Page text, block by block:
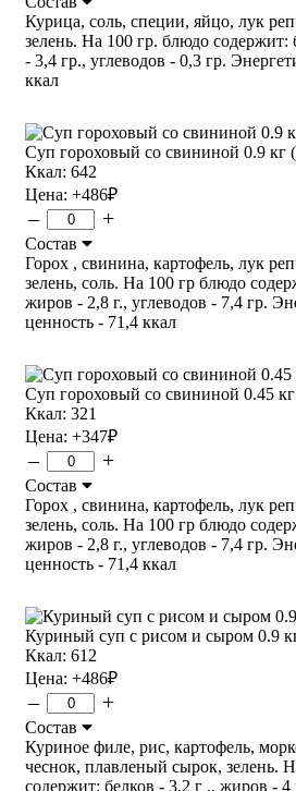
Курица, соль, специи, яйцо, лук
зелень. На 100 гр. блюдо содержит:
- 3,4 гр., углеводов - 0,3 гр.
ккал
Суп гороховый со свининой 0.9 кг
Ккал: 642
Цена: +486₽
– +
Состав
Горох , свинина, картофель, лук
зелень, соль. На 100 гр блюдо
жиров - 2,8 г., углеводов - 7,4 гр.
ценность - 71,4 ккал
Суп гороховый со свининой 0.45
Ккал: 321
Цена: +347₽
– +
Состав
Горох , свинина, картофель, лук
зелень, соль. На 100 гр блюдо
жиров - 2,8 г., углеводов - 7,4 гр.
ценность - 71,4 ккал
Куриный суп с рисом и сыром 0.9
Ккал: 612
Цена: +486₽
– +
Состав
Куриное филе, рис, картофель,
чеснок, плавленый сырок, зелень.
содержит: белков - 3,2 г ., жиров - 4